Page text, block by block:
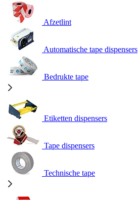
Afzetlint
Automatische tape dispensers
Bedrukte tape
Etiketten dispensers
Tape dispensers
Technische tape